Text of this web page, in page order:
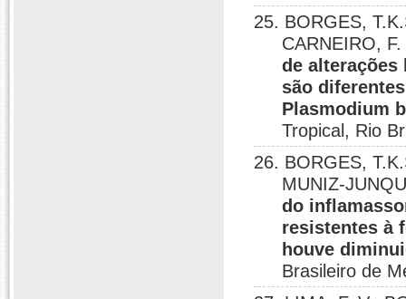
25. BORGES,
CARNEIRO,
de
são
Plasmodium
Tropical, Rio
26. BORGES,
MUNIZ-
do
resistentes à
houve
Brasileiro de